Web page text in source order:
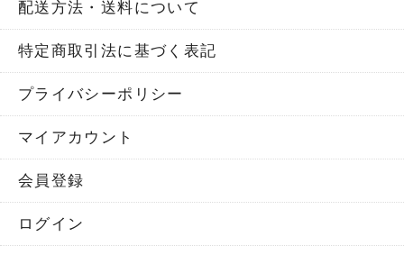
配送方法・送料について
特定商取引法に基づく表記
プライバシーポリシー
マイアカウント
会員登録
ログイン